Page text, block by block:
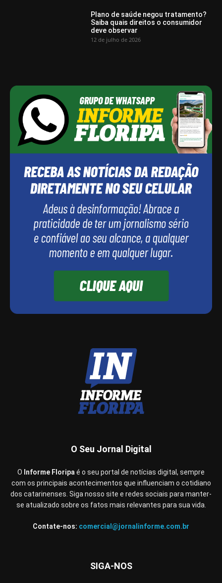
Plano de saúde negou tratamento?
Saiba quais direitos o consumidor
deve observar
12 de julho de 2026
O Seu Jornal Digital
O Informe Floripa é o seu portal de notícias digital, sempre
com os principais acontecimentos que influenciam o cotidiano
dos catarinenses. Siga nosso site e redes sociais para manter-
se atualizado sobre os fatos mais relevantes para sua vida.
Contate-nos: comercial@jornalinforme.com.br
SIGA-NOS